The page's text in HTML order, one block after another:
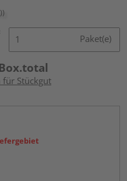
Paket(e)
für Stückgut